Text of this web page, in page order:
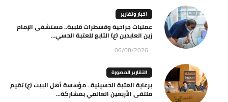
اخبار وتقارير
عمليات جراحية وقسطرات قلبية.. مستشفى الإمام
زين العابدين (ع) التابع للعتبة الحسي...
06/08/2026
التقارير المصورة
برعاية العتبة الحسينية.. مؤسسة أهل البيت (ع) تقيم
ملتقى الأربعين العالمي بمشاركة...